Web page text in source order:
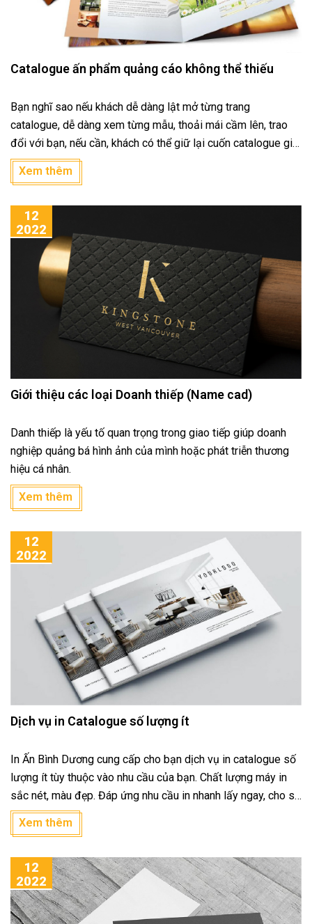
Catalogue ấn phẩm quảng cáo không thể thiếu
Bạn nghĩ sao nếu khách dễ dàng lật mở từng trang
catalogue, dễ dàng xem từng mẫu, thoải mái cầm lên, trao
đổi với bạn, nếu cần, khách có thể giữ lại cuốn catalogue giới
thiệu sản phẩm và tham khảo sau nhỉ?
Xem thêm
Giới thiệu các loại Doanh thiếp (Name cad)
Danh thiếp là yếu tố quan trọng trong giao tiếp giúp doanh
nghiệp quảng bá hình ảnh của mình hoặc phát triễn thương
hiệu cá nhân.
Xem thêm
12
2022
Dịch vụ in Catalogue số lượng ít
In Ấn Bình Dương cung cấp cho bạn dịch vụ in catalogue số
lượng ít tùy thuộc vào nhu cầu của bạn. Chất lượng máy in
sắc nét, màu đẹp. Đáp ứng nhu cầu in nhanh lấy ngay, cho sự
kiện, hội chợ, ...
Xem thêm
12
2022
12
2022